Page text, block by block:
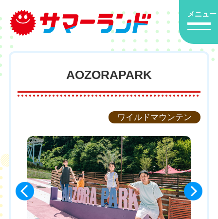
メニュー
AOZORAPARK
ワイルドマウンテン